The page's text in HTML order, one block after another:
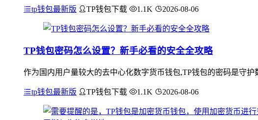
tp钱包最新版 TP钱包下载 1.1K 2026-08-06
TP钱包密码怎么设置？新手必看的安全全攻略
作为国内用户量较大的去中心化数字货币钱包,TP钱包的密码是守
tp钱包最新版 TP钱包下载 1.1K 2026-08-06